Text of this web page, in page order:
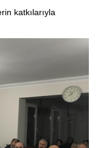
katkılarıyla